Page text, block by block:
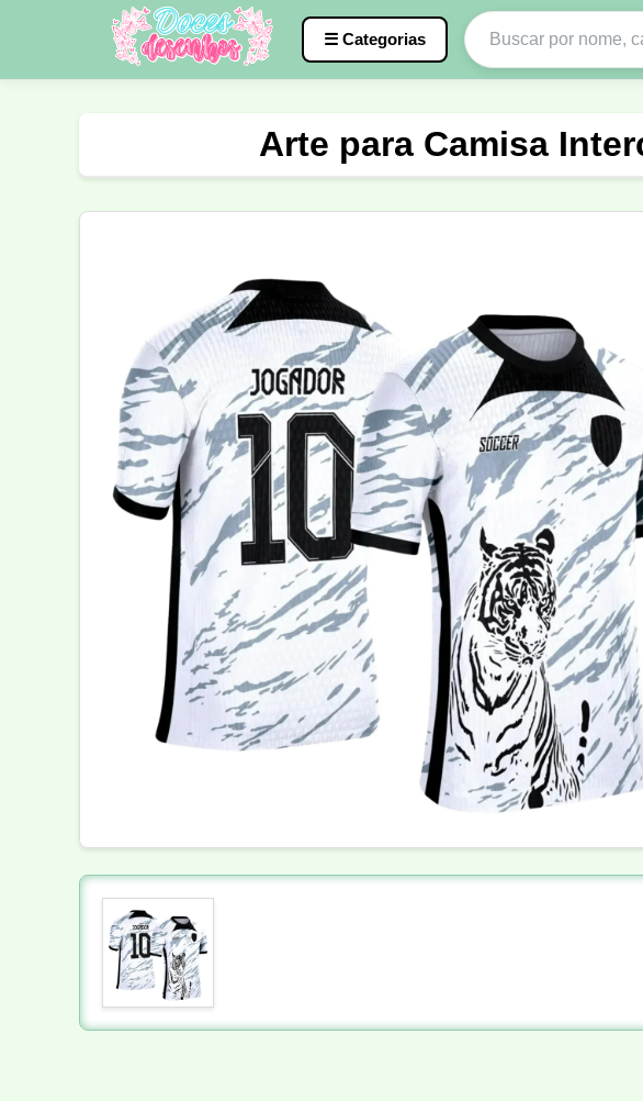
☰ Categorias
Motocross Ciclismo Nail Designer Pedagogia
Língua Portuguesa
Arte para Camisa